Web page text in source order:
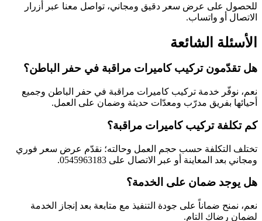
للحصول على عرض سعر دقيق ومجاني، تواصل معنا عبر أزرار
الاتصال أو واتساب.
الأسئلة الشائعة
هل تقدّمون تركيب كاميرات مراقبة في حفر الباطن؟
نعم، نوفّر خدمة تركيب كاميرات مراقبة في حفر الباطن وجميع
أحيائها بفريق مدرّب ومعدّات حديثة وضمان على العمل.
كم تكلفة تركيب كاميرات مراقبة؟
تختلف التكلفة حسب حجم العمل وحالته؛ نقدّم عرض سعر فوري
ومجاني بعد المعاينة أو عبر الاتصال على 0545963183.
هل يوجد ضمان على الخدمة؟
نعم، نمنح ضماناً على جودة التنفيذ مع متابعة بعد إنجاز الخدمة
لضمان رضاك التام.